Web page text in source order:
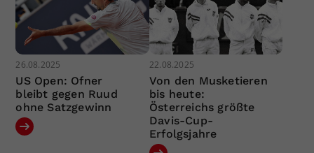
26.08.2025
US Open: Ofner
bleibt gegen Ruud
ohne Satzgewinn
22.08.2025
Von den Musketieren
bis heute:
Österreichs größte
Davis-Cup-
Erfolgsjahre